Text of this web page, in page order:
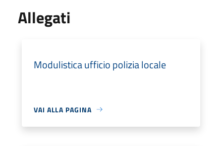
Allegati
Modulistica ufficio polizia locale
VAI ALLA PAGINA